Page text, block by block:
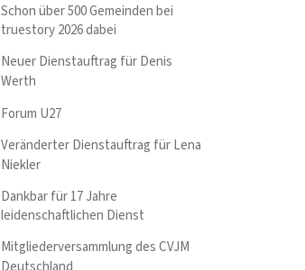
Schon über 500 Gemeinden bei
truestory 2026 dabei
Neuer Dienstauftrag für Denis
Werth
Forum U27
Veränderter Dienstauftrag für Lena
Niekler
Dankbar für 17 Jahre
leidenschaftlichen Dienst
Mitgliederversammlung des CVJM